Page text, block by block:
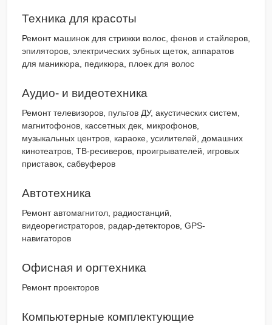
Техника для красоты
Ремонт машинок для стрижки волос, фенов и стайлеров,
эпиляторов, электрических зубных щеток, аппаратов
для маникюра, педикюра, плоек для волос
Аудио- и видеотехника
Ремонт телевизоров, пультов ДУ, акустических систем,
магнитофонов, кассетных дек, микрофонов,
музыкальных центров, караоке, усилителей, домашних
кинотеатров, ТВ-ресиверов, проигрывателей, игровых
приставок, сабвуферов
Автотехника
Ремонт автомагнитол, радиостанций,
видеорегистраторов, радар-детекторов, GPS-
навигаторов
Офисная и оргтехника
Ремонт проекторов
Компьютерные комплектующие